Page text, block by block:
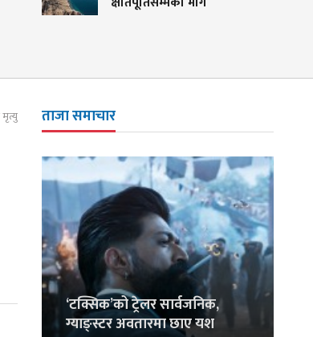
मृत्यु ताजा समाचार
‘टक्सिक’को ट्रेलर सार्वजनिक,
ग्याङ्स्टर अवतारमा छाए यश